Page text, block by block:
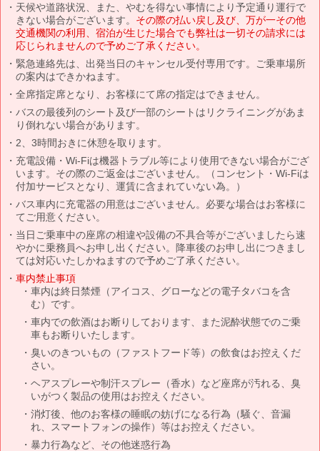
天候や道路状況、また、やむを得ない事情により予定通り運行で
きない場合がございます。 その際の払い戻し及び、万が一その他
交通機関の利用、宿泊が生じた場合でも弊社は一切その請求には
応じられませんので予めご了承ください。
緊急連絡先は、出発当日のキャンセル受付専用です。ご乗車場所
の案内はできかねます。
全席指定席となり、お客様にて席の指定はできません。
バスの最後列のシート及び一部のシートはリクライニングがあま
り倒れない場合があります。
2、3時間おきに休憩を取ります。
充電設備・Wi-Fiは機器トラブル等により使用できない場合がござ
います。その際のご返金はございません。（コンセント・Wi-Fiは
付加サービスとなり、運賃に含まれていない為。）
バス車内に充電器の用意はございません。必要な場合はお客様に
てご用意ください。
当日ご乗車中の座席の相違や設備の不具合等がございましたら速
やかに乗務員へお申し出ください。降車後のお申し出につきまし
ては対応いたしかねますので予めご了承ください。
車内禁止事項
車内は終日禁煙（アイコス、グローなどの電子タバコを含
む）です。
車内での飲酒はお断りしております、また泥酔状態でのご乗
車もお断りいたします。
臭いのきついもの（ファストフード等）の飲食はお控えくだ
さい。
ヘアスプレーや制汗スプレー（香水）など座席が汚れる、臭
いがつく製品の使用はお控えください。
消灯後、他のお客様の睡眠の妨げになる行為（騒ぐ、音漏
れ、スマートフォンの操作）等はお控えください。
暴力行為など、その他迷惑行為